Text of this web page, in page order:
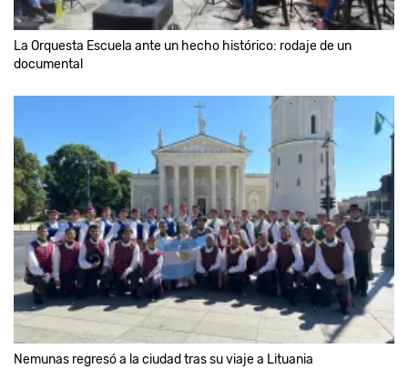
La Orquesta Escuela ante un hecho histórico: rodaje de un
documental
Nemunas regresó a la ciudad tras su viaje a Lituania